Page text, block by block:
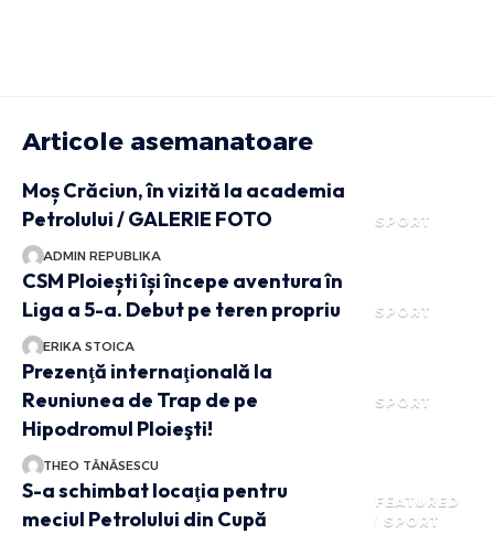
Articole asemanatoare
SPORT
Moș Crăciun, în vizită la academia
Petrolului / GALERIE FOTO
ADMIN REPUBLIKA
SPORT
CSM Ploiești își începe aventura în
Liga a 5-a. Debut pe teren propriu
ERIKA STOICA
SPORT
Prezenţă internaţională la
Reuniunea de Trap de pe
Hipodromul Ploieşti!
THEO TĂNĂSESCU
FEATURED
SPORT
S-a schimbat locaţia pentru
meciul Petrolului din Cupă